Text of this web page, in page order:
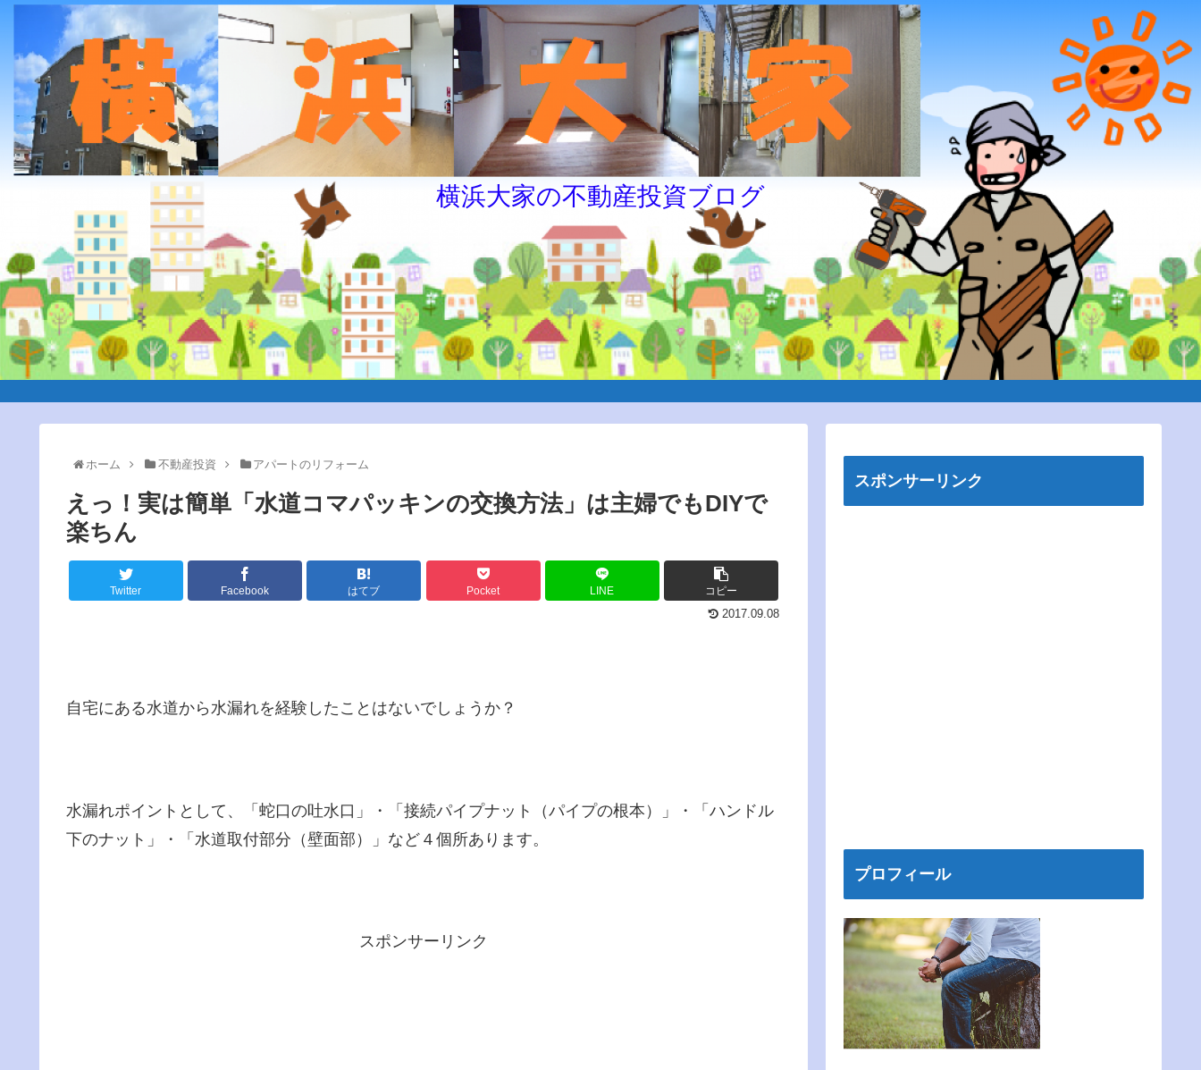
横浜大家の不動産投資ブログ
ホーム 不動産投資 アパートのリフォーム
えっ！実は簡単「水道コマパッキンの交換方法」は主婦でもDIYで
楽ちん
Twitter Facebook はてブ Pocket LINE
コピー
2017.09.08
自宅にある水道から水漏れを経験したことはないでしょうか？
水漏れポイントとして、「蛇口の吐水口」・「接続パイプナット（パイプの根本）」・「ハンドル
下のナット」・「水道取付部分（壁面部）」など４個所あります。
スポンサーリンク
スポンサーリンク
プロフィール